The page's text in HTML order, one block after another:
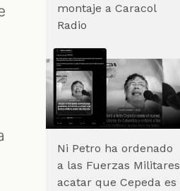
montaje a Caracol
Radio
Ni Petro ha ordenado
a las Fuerzas Militares
acatar que Cepeda es